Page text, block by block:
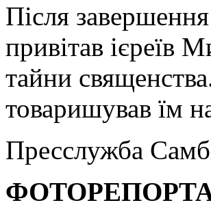
Після
привітав ієреїв
тайни
товаришував їм
Пресслужба